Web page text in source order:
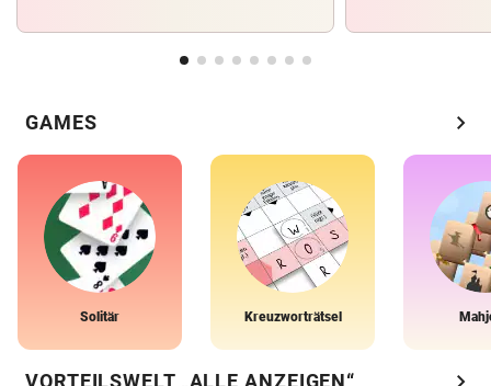
GAMES chevron_right
Solitär Kreuzworträtsel
VORTEILSWELT „ALLE ANZEIGEN“